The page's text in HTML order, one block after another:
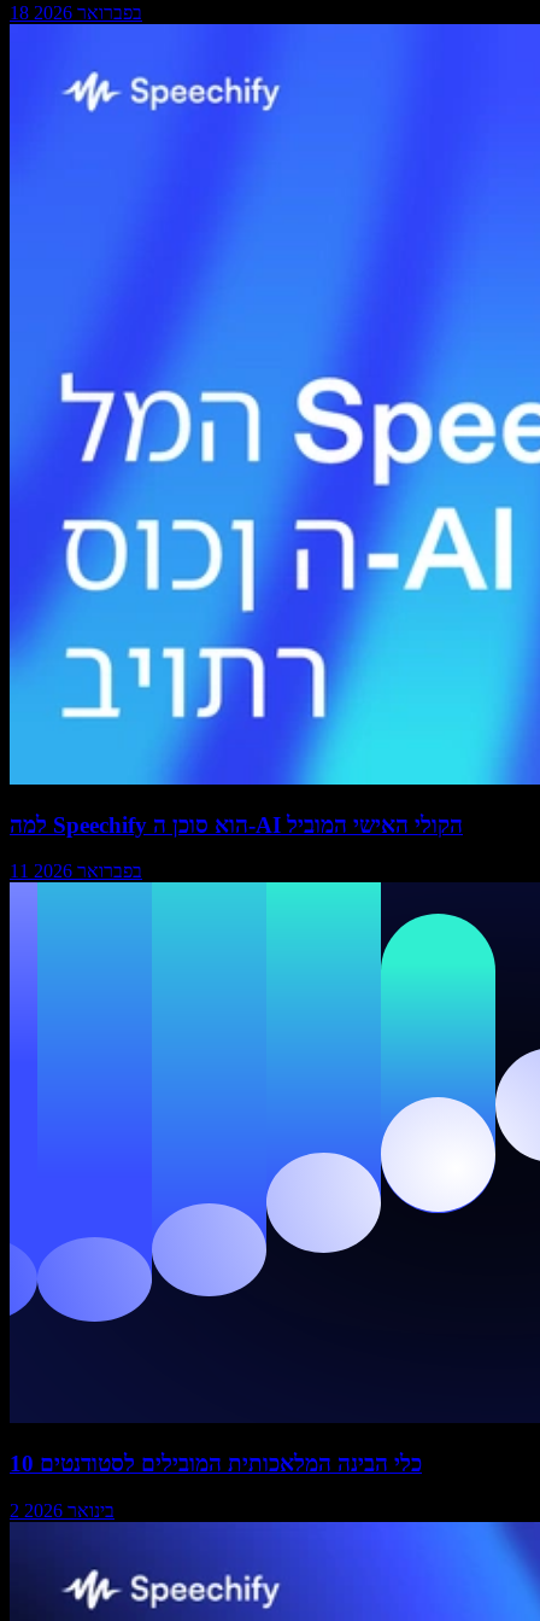
18 בפברואר 2026
למה Speechify הוא סוכן ה-AI הקולי האישי המוביל
11 בפברואר 2026
10 כלי הבינה המלאכותית המובילים לסטודנטים
2 בינואר 2026